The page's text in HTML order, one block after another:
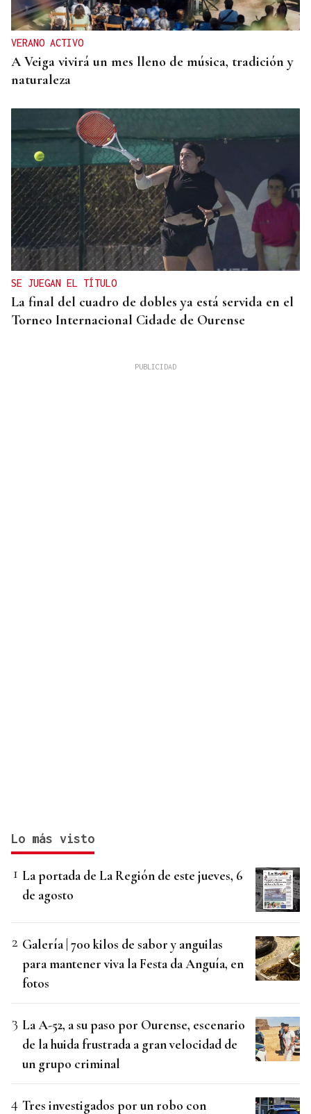
VERANO ACTIVO
A Veiga vivirá un mes lleno de música, tradición y
naturaleza
SE JUEGAN EL TÍTULO
La final del cuadro de dobles ya está servida en el
Torneo Internacional Cidade de Ourense
Lo más visto
La portada de La Región de este jueves, 6
de agosto
Galería | 700 kilos de sabor y anguilas
para mantener viva la Festa da Anguía, en
fotos
La A-52, a su paso por Ourense, escenario
de la huida frustrada a gran velocidad de
un grupo criminal
Tres investigados por un robo con